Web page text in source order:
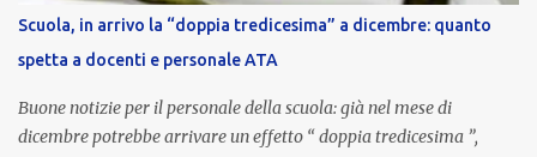
completato la procedura di valutazione e trasmesso i dati a NoiPA,
che ha poi disposto la liquidazione automatica in busta paga . Gli
importi e le trattenute L’importo medio lordo riconosciuto è di 6....
Scuola, in arrivo la “doppia tredicesima” a dicembre: quanto
spetta a docenti e personale ATA
Buone notizie per il personale della scuola: già nel mese di
dicembre potrebbe arrivare un effetto “ doppia tredicesima ”,